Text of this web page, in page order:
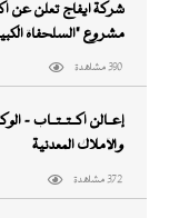
شركة ايفاج تعلن عن
مشروع "السلحفاة
390 مشاهدة
إعــالن اكــتــتــاب -
والأملاك المعدنية
372 مشاهدة